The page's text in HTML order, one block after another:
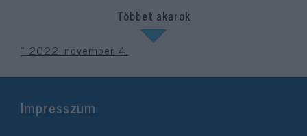
Többet akarok
« 2022. november 4.
Impresszum